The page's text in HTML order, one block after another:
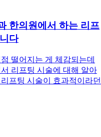
한의원에서 하는 리프
다
떨어지는 게 체감되는데
리프팅 시술에 대해 알아
프팅 시술이 효과적이라던